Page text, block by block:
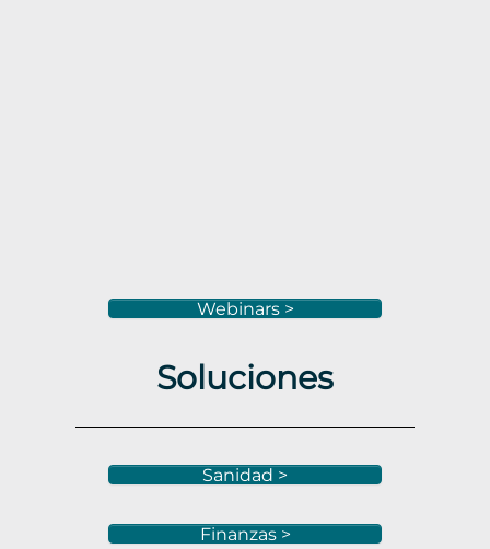
Webinars >
Soluciones
Sanidad >
Finanzas >